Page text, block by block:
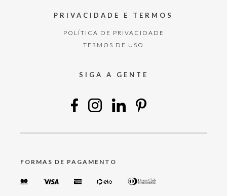
PRIVACIDADE E TERMOS
POLÍTICA DE PRIVACIDADE
TERMOS DE USO
SIGA A GENTE
FORMAS DE PAGAMENTO